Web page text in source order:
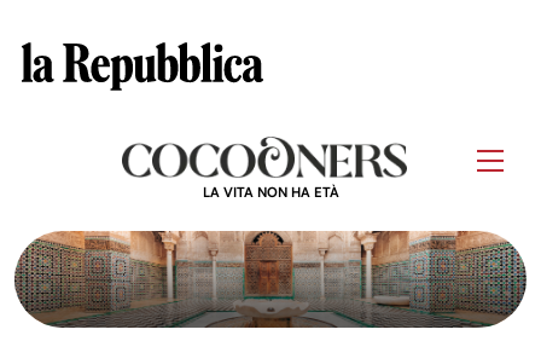
LA VITA NON HA ETÀ